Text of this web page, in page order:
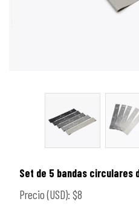
Set de 5 bandas circulares
Precio (USD): $8